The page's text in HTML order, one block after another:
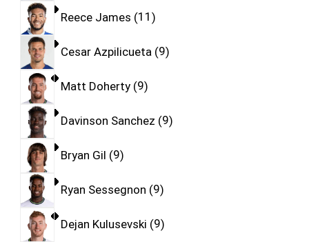
Reece James 11
Cesar Azpilicueta 9
Matt Doherty 9
Davinson Sanchez 9
Bryan Gil 9
Ryan Sessegnon 9
Dejan Kulusevski 9